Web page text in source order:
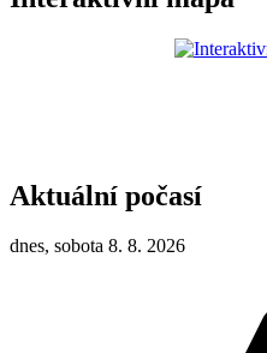
Aktuální počasí
dnes, sobota 8. 8. 2026